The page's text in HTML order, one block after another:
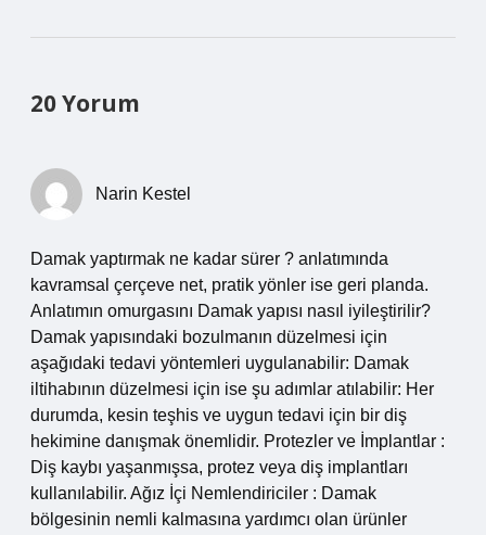
20 Yorum
Narin Kestel
Damak yaptırmak ne kadar sürer ? anlatımında
kavramsal çerçeve net, pratik yönler ise geri planda.
Anlatımın omurgasını Damak yapısı nasıl iyileştirilir?
Damak yapısındaki bozulmanın düzelmesi için
aşağıdaki tedavi yöntemleri uygulanabilir: Damak
iltihabının düzelmesi için ise şu adımlar atılabilir: Her
durumda, kesin teşhis ve uygun tedavi için bir diş
hekimine danışmak önemlidir. Protezler ve İmplantlar :
Diş kaybı yaşanmışsa, protez veya diş implantları
kullanılabilir. Ağız İçi Nemlendiriciler : Damak
bölgesinin nemli kalmasına yardımcı olan ürünler